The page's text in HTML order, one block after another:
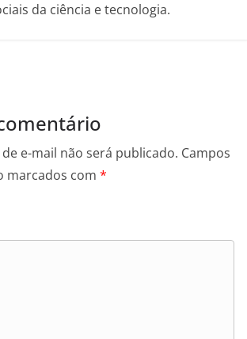
da ciência e tecnologia.
e-mail não será publicado. Campos
marcados com *